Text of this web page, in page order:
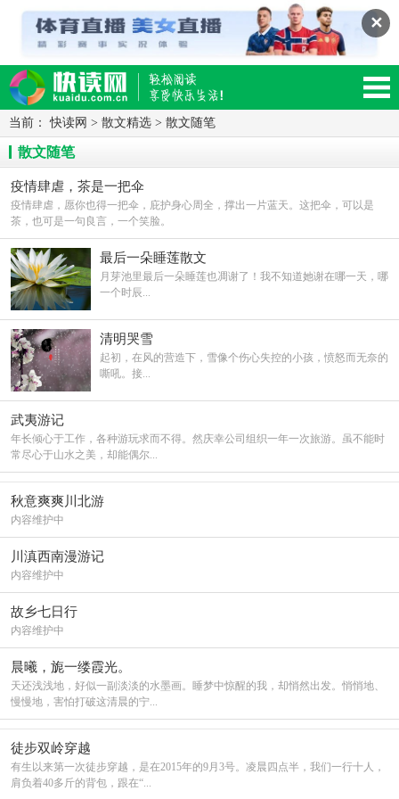
✕
读网-轻松阅读,快乐生活移动版
当前：快读网 > 散文精选 > 散文随笔
散文随笔
疫情肆虐，茶是一把伞
疫情肆虐，愿你也得一把伞，庇护身心周全，撑出一片蓝天。这把伞，可以是
茶，也可是一句良言，一个笑脸。
最后一朵睡莲散文
月芽池里最后一朵睡莲也凋谢了！我不知道她谢在哪一天，哪
一个时辰...
清明哭雪
起初，在风的营造下，雪像个伤心失控的小孩，愤怒而无奈的
嘶吼。接...
武夷游记
年长倾心于工作，各种游玩求而不得。然庆幸公司组织一年一次旅游。虽不能时
常尽心于山水之美，却能偶尔...
秋意爽爽川北游
内容维护中
川滇西南漫游记
内容维护中
故乡七日行
内容维护中
晨曦，旎一缕霞光。
天还浅浅地，好似一副淡淡的水墨画。睡梦中惊醒的我，却悄然出发。悄悄地、
慢慢地，害怕打破这清晨的宁...
徒步双岭穿越
有生以来第一次徒步穿越，是在2015年的9月3号。凌晨四点半，我们一行十人，
肩负着40多斤的背包，跟在“...